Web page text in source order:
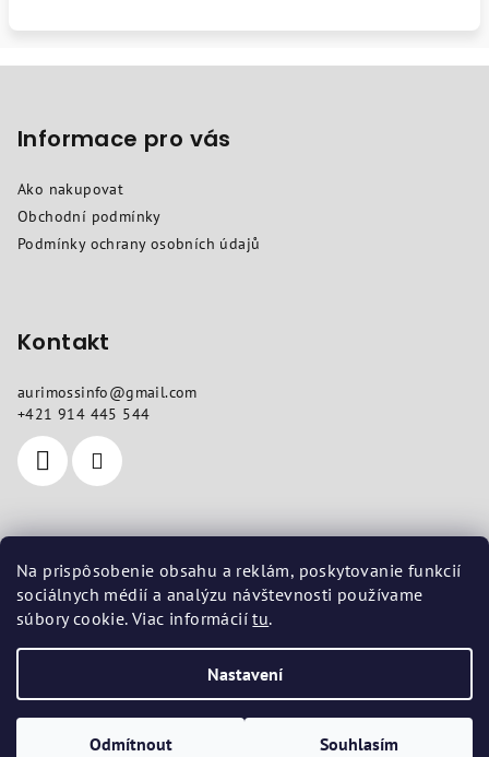
Na prispôsobenie obsahu a reklám, poskytovanie funkcií
sociálnych médií a analýzu návštevnosti používame
súbory cookie. Viac informáciítu.
Nastavení
Odmítnout Souhlasím
Informace pro vás
Ako nakupovat
Obchodní podmínky
Podmínky ochrany osobních údajů
Kontakt
aurimossinfo@gmail.com
+421 914 445 544
Kde nás najdete
Sídlo
: Pod dubami 618/10, Liptovská Štiavnica 03401
Provozovna: Vojenská 14, Košice 04001
nastavení cookies